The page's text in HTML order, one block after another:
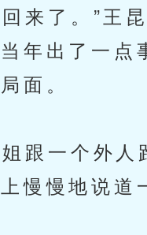
了。”王昆
年出了一点
面。
一个外人
慢慢地说道